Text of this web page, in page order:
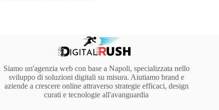
Siamo un'agenzia web con base a Napoli, specializzata nello
sviluppo di soluzioni digitali su misura. Aiutiamo brand e
aziende a crescere online attraverso strategie efficaci, design
curati e tecnologie all'avanguardia